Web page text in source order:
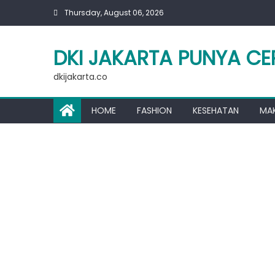
Thursday, August 06, 2026
DKI JAKARTA PUNYA
dkijakarta.co
HOME FASHION KESEHATAN